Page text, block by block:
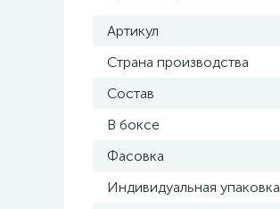
Артикул
Страна производства
Состав
В боксе
Фасовка
Индивидуальная упаковка